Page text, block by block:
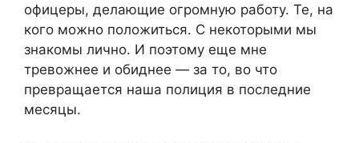
офицеры, делающие огромную работу. Те, на
кого можно положиться. С некоторыми мы
знакомы лично. И поэтому еще мне
тревожнее и обиднее — за то, во что
превращается наша полиция в последние
месяцы.